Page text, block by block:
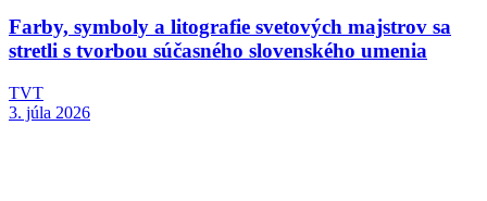
Farby, symboly a litografie svetových majstrov sa
stretli s tvorbou súčasného slovenského umenia
TVT
3. júla 2026